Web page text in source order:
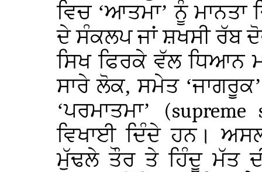
ਵਿਚ ‘ਆਤਮਾ’ ਨੂੰ ਮਾਨਤਾ
ਦੇ ਸੰਕਲਪ ਜਾਂ ਸ਼ਖਸੀ ਰੱਬ
ਸਿਖ ਫਿਰਕੇ ਵੱਲ ਧਿਆਨ
ਸਾਰੇ ਲੋਕ, ਸਮੇਤ
‘ਪਰਮਾਤਮਾ’ (supreme
ਵਿਖਾਈ ਦਿੰਦੇ ਹਨ।
ਮੁੱਢਲੇ ਤੌਰ ਤੇ ਹਿੰਦੂ ਮੱਤ